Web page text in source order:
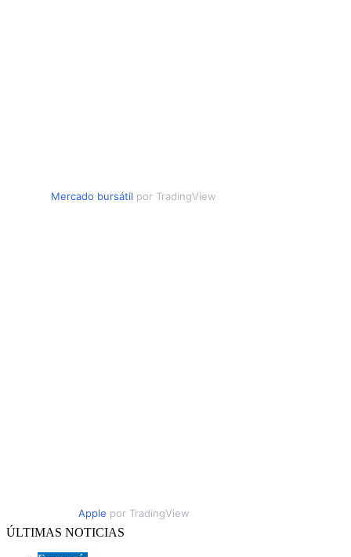
Mercado bursátil por TradingView
Apple por TradingView
ÚLTIMAS NOTICIAS